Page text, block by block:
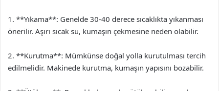
1. **Yıkama**: Genelde 30-40 derece sıcaklıkta yıkanması
önerilir. Aşırı sıcak su, kumaşın çekmesine neden olabilir.
2. **Kurutma**: Mümkünse doğal yolla kurutulması tercih
edilmelidir. Makinede kurutma, kumaşın yapısını bozabilir.